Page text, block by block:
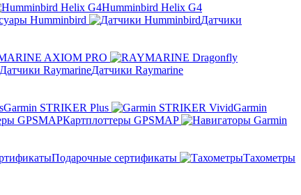
Humminbird Helix G4
Humminbird
Датчики
AXIOM PRO
Датчики Raymarine
Garmin STRIKER Plus
Garmin
Картплоттеры GPSMAP
Подарочные сертификаты
Тахометры